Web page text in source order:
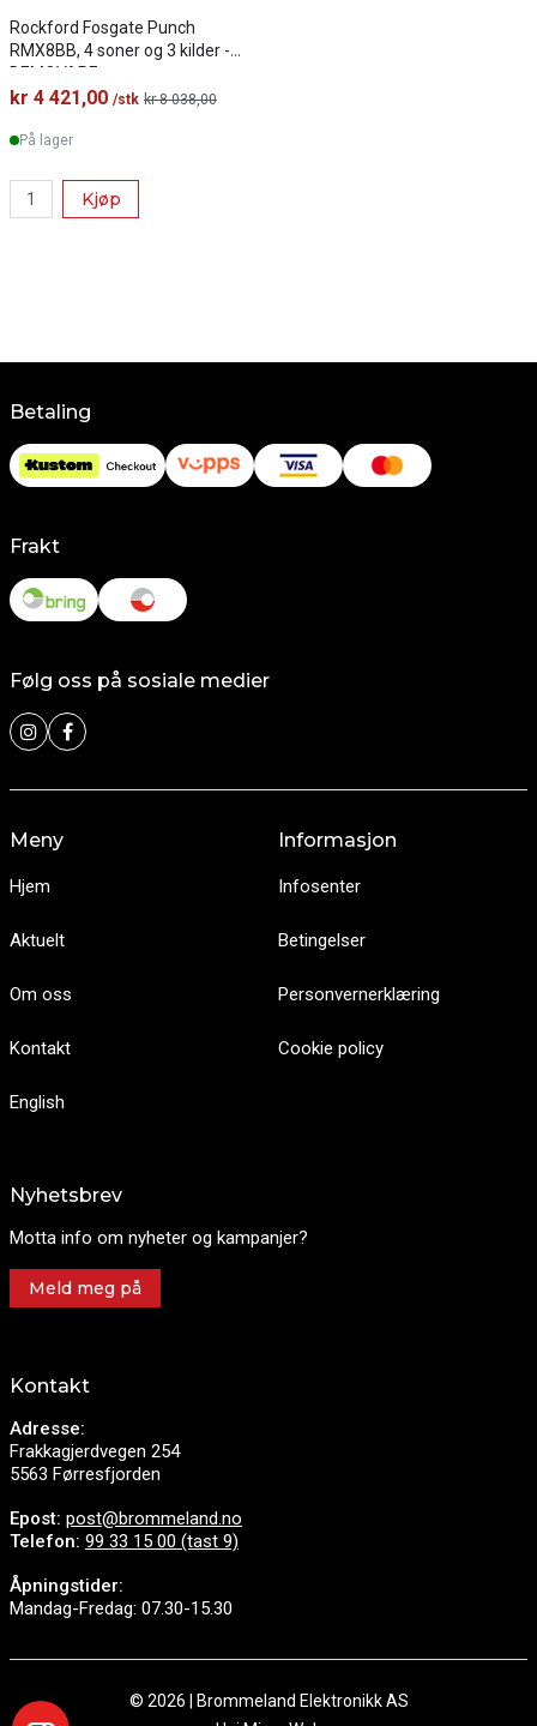
Rockford Fosgate Punch
RMX8BB, 4 soner og 3 kilder -
DEMOVARE
kr 4 421,00 /stk kr 8 038,00
På lager
Kjøp
Betaling
Frakt
Følg oss på sosiale medier
Meny
Hjem
Aktuelt
Om oss
Kontakt
English
Informasjon
Infosenter
Betingelser
Personvernerklæring
Cookie policy
Nyhetsbrev
Motta info om nyheter og kampanjer?
Meld meg på
Kontakt
Adresse:
Frakkagjerdvegen 254
5563 Førresfjorden
Epost: post@brommeland.no
Telefon: 99 33 15 00 (tast 9)
Åpningstider:
Mandag-Fredag: 07.30-15.30
© 2026 | Brommeland Elektronikk AS